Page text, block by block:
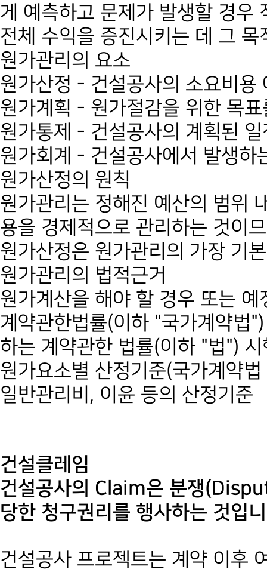
게 예측하고 문제가 발생할 경우
전체 수익을 증진시키는 데 그
원가관리의 요소
원가산정 - 건설공사의 소요비용
원가계획 - 원가절감을 위한 목
원가통제 - 건설공사의 계획된
원가회계 - 건설공사에서 발생하
원가산정의 원칙
원가관리는 정해진 예산의 범위
용을 경제적으로 관리하는 것이
원가산정은 원가관리의 가장 기
원가관리의 법적근거
원가계산을 해야 할 경우 또는
계약관한법률(이하 "국가계약법
하는 계약관한 법률(이하 "법")
원가요소별 산정기준(국가계약
일반관리비, 이윤 등의 산정기준
건설클레임
건설공사의 Claim은 분쟁
당한 청구권리를 행사하는 것입
건설공사 프로젝트는 계약 이후